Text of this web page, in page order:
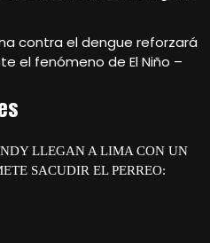
contra el dengue reforzará
el fenómeno de El Niño –
LLEGAN A LIMA CON UN
SACUDIR EL PERREO: